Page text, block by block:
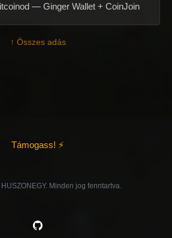
— Ginger Wallet + CoinJoin
↑ Összes adás
Támogass! ⚡
Minden jog fenntartva.